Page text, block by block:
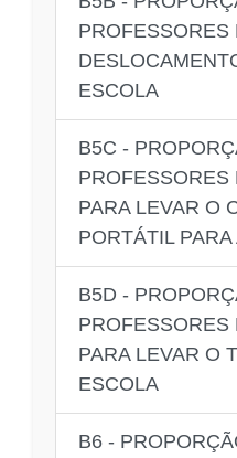
PROFESSORES
ESCOLA
B5C -
PROFESSORES
PARA LEVAR O
PORTÁTIL
B5D -
PROFESSORES
PARA LEVAR O
ESCOLA
B6 -